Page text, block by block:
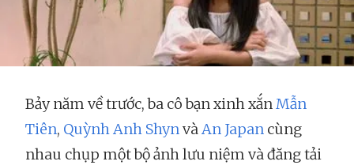
Bảy năm về trước, ba cô bạn xinh xắnMẫn
Tiên, Quỳnh Anh ShynvàAn Japan cùng
nhau chụp một bộ ảnh lưu niệm và đăng tải